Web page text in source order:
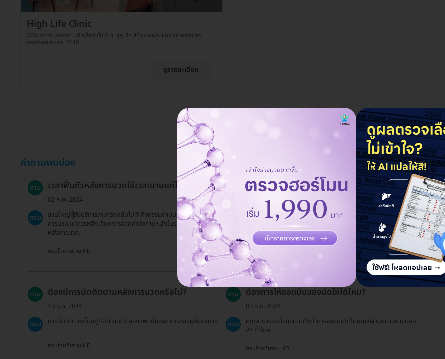
High Life Clinic
2/26 อาคารบางกอก เมดิเพล็กซ์ ชั้น G ซ. สุขุมวิท 42 แขวงพระโขนง เขตคลองเตย
กรุงเทพมหานคร 10110
ดูรายละเอียด
คำถามพบบ่อย
ถาม เวลาฟื้นตัวหลังการนวดใช้เวลานานแค่ไหน?
02 ก.พ. 2024
ตอบ
ส่วนใหญ่ผู้รับบริการสามารถกลับไปทำกิจกรรมตามปกติได้ทันทีหลัง
การนวด แต่ควรหลีกเลี่ยงการออกกำลังกายหนักในระยะเวลา 1-2 วัน
หลังการนวด.
ตอบโดยทีมงาน HD
ถามว่ามีโปรโมชันหรือโค้ดส่วนลดไหม?
19 ธ.ค. 2024
กรุณาตรวจสอบหน้าโปรโมชั่นพิเศษของเราที่
https://hdmall.co.th/c/reward เพื่อดูว่ามีสิทธิพิเศษใดบ้างที่คุณ
สามารถใช้ได้.
ตอบโดยทีมงาน HD
ถาม ต้องมีการนัดติดตามหลังการนวดหรือไม่?
19 ธ.ค. 2024
ตอบ
การนัดติดตามขึ้นอยู่กับคำแนะนำของแพทย์และอาการของผู้รับบริการ.
ตอบโดยทีมงาน HD
ถาม ต้องการให้แอดมินจองนัดให้ได้ไหม?
03 ก.ย. 2024
ตอบ
คุณสามารถแจ้งแอดมินให้ทำการจองนัดได้โดยแจ้งล่วงหน้าอย่างน้อย
24 ชั่วโมง.
ตอบโดยทีมงาน HD